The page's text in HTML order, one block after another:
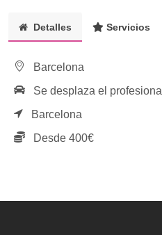
Detalles Servicios
Barcelona
Se desplaza el profesional
Barcelona
Desde 400€